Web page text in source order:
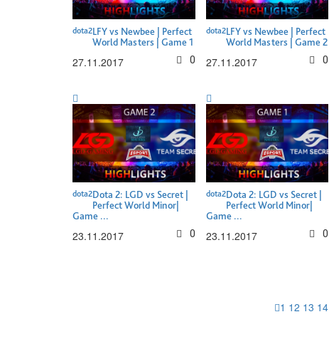
dota2LFY vs Newbee | Perfect
World Masters | Game 1
27.11.2017 0
dota2LFY vs Newbee | Perfect
World Masters | Game 2
27.11.2017 0
dota2Dota 2: LGD vs Secret |
Perfect World Minor|
Game ...
23.11.2017 0
dota2Dota 2: LGD vs Secret |
Perfect World Minor|
Game ...
23.11.2017 0
1 12 13 14